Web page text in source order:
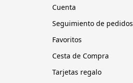
Cuenta
Seguimiento de pedidos
Favoritos
Cesta de Compra
Tarjetas regalo